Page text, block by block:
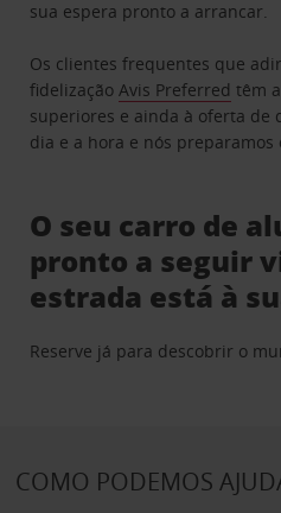
sua espera pronto a arrancar.
Os clientes frequentes que
fidelizaçãoAvis Preferred têm
superiores e ainda à oferta de
dia e a hora e nós
O seu carro de
pronto a seguir
estrada está à
Reserve já para descobrir o
COMO PODEMOS